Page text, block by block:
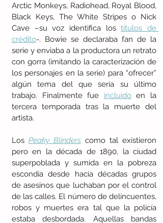
Arctic Monkeys, Radiohead, Royal Blood,
Black Keys, The White Stripes o Nick
Cave –su voz identifica los títulos de
crédito-. Bowie se declaraba fan de la
serie y enviaba a la productora un retrato
con gorra (imitando la caracterización de
los personajes en la serie) para “ofrecer”
algún tema del que sería su último
trabajo. Finalmente fue incluido en la
tercera temporada tras la muerte del
artista.
Los Peaky Blinders como tal existieron
pero en la década de 1890, la ciudad
superpoblada y sumida en la pobreza
escondía desde hacía décadas grupos
de asesinos que luchaban por el control
de las calles. El número de delincuentes,
robos y muertes era tal que la policía
estaba desbordada. Aquellas bandas